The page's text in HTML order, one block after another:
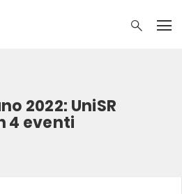
2022: UniSR
4 eventi